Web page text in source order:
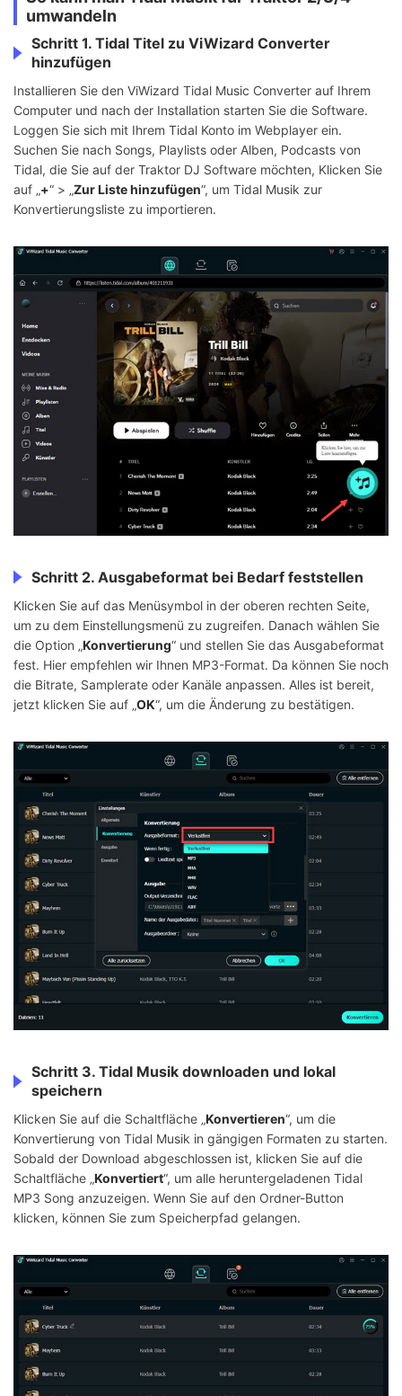
umwandeln
Schritt 1. Tidal Titel zu ViWizard Converter
hinzufügen
Installieren Sie den ViWizard Tidal Music Converter auf Ihrem
Computer und nach der Installation starten Sie die Software.
Loggen Sie sich mit Ihrem Tidal Konto im Webplayer ein.
Suchen Sie nach Songs, Playlists oder Alben, Podcasts von
Tidal, die Sie auf der Traktor DJ Software möchten, Klicken Sie
auf „+“ > „Zur Liste hinzufügen“, um Tidal Musik zur
Konvertierungsliste zu importieren.
Schritt 2. Ausgabeformat bei Bedarf feststellen
Klicken Sie auf das Menüsymbol in der oberen rechten Seite,
um zu dem Einstellungsmenü zu zugreifen. Danach wählen Sie
die Option „Konvertierung“ und stellen Sie das Ausgabeformat
fest. Hier empfehlen wir Ihnen MP3-Format. Da können Sie noch
die Bitrate, Samplerate oder Kanäle anpassen. Alles ist bereit,
jetzt klicken Sie auf „OK“, um die Änderung zu bestätigen.
Schritt 3. Tidal Musik downloaden und lokal
speichern
Klicken Sie auf die Schaltfläche „Konvertieren“, um die
Konvertierung von Tidal Musik in gängigen Formaten zu starten.
Sobald der Download abgeschlossen ist, klicken Sie auf die
Schaltfläche „Konvertiert“, um alle heruntergeladenen Tidal
MP3 Song anzuzeigen. Wenn Sie auf den Ordner-Button
klicken, können Sie zum Speicherpfad gelangen.